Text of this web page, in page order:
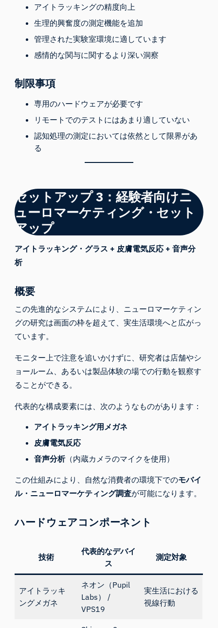
アイトラッキングの精度向上
生理的興奮度の測定機能を追加
管理された実験室環境に適しています
感情的な関与に関するより深い洞察
制限事項
専用のハードウェアが必要です
リモートでのテストにはあまり適していない
認知処理の測定においては依然として限界があ
る
セットアップ 3：経験者向けニ
ューロマーケティング・セット
アップ
アイトラッキング・グラス + 皮膚電気反応 + 音声分
析
概要
この先進的なシステムにより、ニューロマーケティン
グの研究は画面の枠を超えて、実生活環境へと広がっ
ています。
モニター上で注意を追いかけずに、研究者は店舗やシ
ョールーム、あるいは製品体験の場での行動を観察す
ることができる。
代表的な構成要素には、次のようなものがあります：
アイトラッキング用メガネ
皮膚電気反応
音声分析（内蔵カメラのマイクを使用）
この仕組みにより、自然な消費者の環境下でのモバイ
ル・ニューロマーケティング調査が可能になります。
ハードウェアコンポーネント
技術
代表的なデバイ
ス
測定対象
アイトラッキ
ングメガネ
ネオン（Pupil
Labs）
/
VPS19
実生活における
視線行動